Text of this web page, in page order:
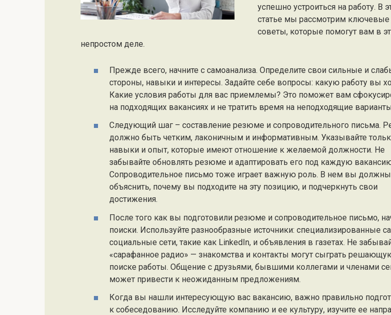
успешно устроиться на работу. В
статье мы рассмотрим
советы, которые помогут вам в
непростом деле.
Прежде всего, начните с самоанализа. Определите свои сильные и
стороны, навыки и интересы. Задайте себе вопросы: какую работу вы
Какие условия работы для вас приемлемы? Это поможет вам
на подходящих вакансиях и не тратить время на неподходящие
Следующий шаг – составление резюме и сопроводительного письма.
должно быть четким, лаконичным и информативным. Указывайте
навыки и опыт, которые имеют отношение к желаемой должности. Не
забывайте обновлять резюме и адаптировать его под каждую
Сопроводительное письмо тоже играет важную роль. В нем вы должны
объяснить, почему вы подходите на эту позицию, и подчеркнуть свои
достижения.
После того как вы подготовили резюме и сопроводительное письмо,
поиски. Используйте разнообразные источники: специализированные
социальные сети, такие как LinkedIn, и объявления в газетах. Не
«сарафанное радио» — знакомства и контакты могут сыграть
поиске работы. Общение с друзьями, бывшими коллегами и членами
может привести к неожиданным предложениям.
Когда вы нашли интересующую вас вакансию, важно правильно
к собеседованию. Исследуйте компанию и ее культуру, изучите ее